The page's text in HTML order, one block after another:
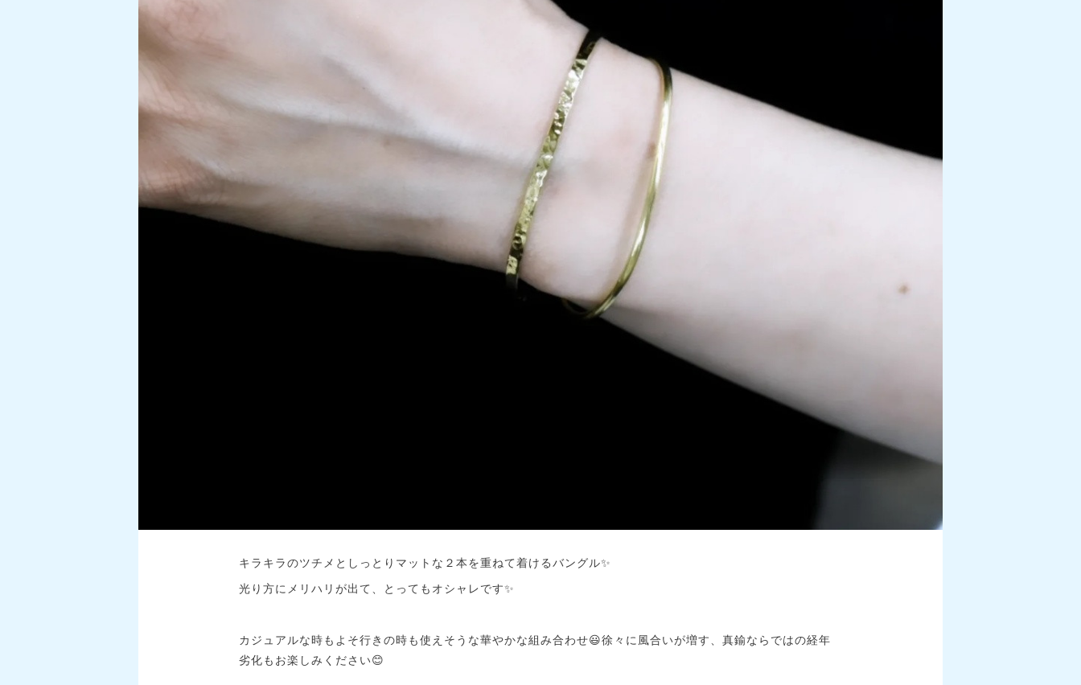
キラキラのツチメとしっとりマットな２本を重ねて着けるバングル✨️
光り方にメリハリが出て、とってもオシャレです✨
カジュアルな時もよそ行きの時も使えそうな華やかな組み合わせ😃徐々に風合いが増す、真鍮ならではの経年
劣化もお楽しみください😊